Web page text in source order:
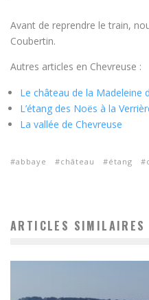
Avant de reprendre le train,
Coubertin.
Autres articles en Chevreuse :
Le château de la Madeleine
L’étang des Noës à la
La vallée de Chevreuse
abbaye château étang
ARTICLES SIMILAIRES